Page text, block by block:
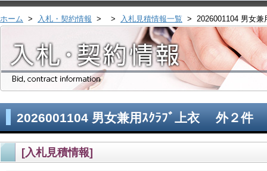
ホーム > 入札・契約情報 > > 入札見積情報一覧 > 2026001104 男女
2026001104 男女兼用ｽｸﾗﾌﾞ上衣 外２件
[入札見積情報]